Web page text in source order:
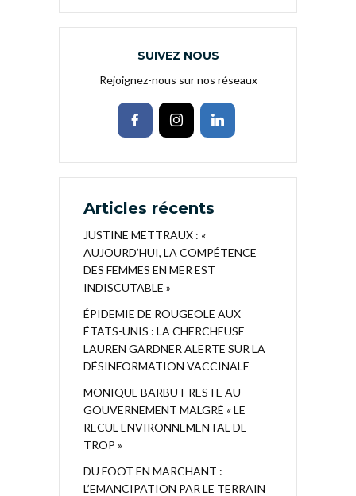
SUIVEZ NOUS
Rejoignez-nous sur nos réseaux
Articles récents
JUSTINE METTRAUX : «
AUJOURD’HUI, LA COMPÉTENCE
DES FEMMES EN MER EST
INDISCUTABLE »
ÉPIDEMIE DE ROUGEOLE AUX
ÉTATS-UNIS : LA CHERCHEUSE
LAUREN GARDNER ALERTE SUR LA
DÉSINFORMATION VACCINALE
MONIQUE BARBUT RESTE AU
GOUVERNEMENT MALGRÉ « LE
RECUL ENVIRONNEMENTAL DE
TROP »
DU FOOT EN MARCHANT :
L’EMANCIPATION PAR LE TERRAIN